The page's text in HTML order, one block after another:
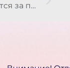
Елизовские школьники борются за право выйти на региональный этап игры «Зарница 2.0»